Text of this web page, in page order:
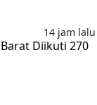
14 jam lalu
Diikuti 270